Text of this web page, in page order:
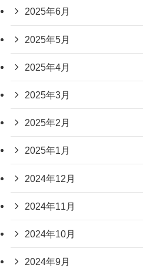
2025年6月
2025年5月
2025年4月
2025年3月
2025年2月
2025年1月
2024年12月
2024年11月
2024年10月
2024年9月